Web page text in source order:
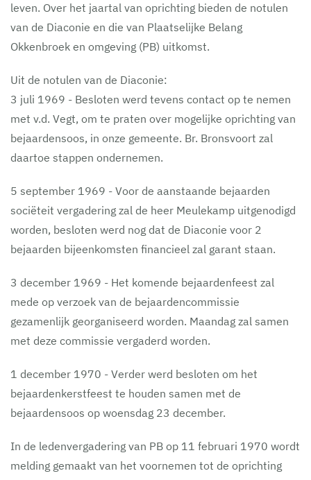
leven. Over het jaartal van oprichting bieden de notulen
van de Diaconie en die van Plaatselijke Belang
Okkenbroek en omgeving (PB) uitkomst.
Uit de notulen van de Diaconie:
3 juli 1969 - Besloten werd tevens contact op te nemen
met v.d. Vegt, om te praten over mogelijke oprichting van
bejaardensoos, in onze gemeente. Br. Bronsvoort zal
daartoe stappen ondernemen.
5 september 1969 - Voor de aanstaande bejaarden
sociëteit vergadering zal de heer Meulekamp uitgenodigd
worden, besloten werd nog dat de Diaconie voor 2
bejaarden bijeenkomsten financieel zal garant staan.
3 december 1969 - Het komende bejaardenfeest zal
mede op verzoek van de bejaardencommissie
gezamenlijk georganiseerd worden. Maandag zal samen
met deze commissie vergaderd worden.
1 december 1970 - Verder werd besloten om het
bejaardenkerstfeest te houden samen met de
bejaardensoos op woensdag 23 december.
In de ledenvergadering van PB op 11 februari 1970 wordt
melding gemaakt van het voornemen tot de oprichting